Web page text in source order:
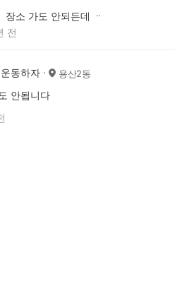
장소 가도 안되든데 ᆢ
전
동하자 용산2동
안됩니다